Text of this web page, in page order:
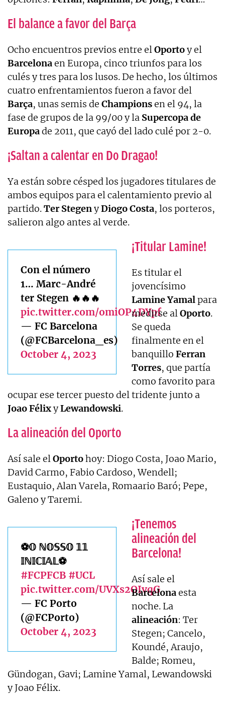
El balance a favor del Barça
Ocho encuentros previos entre elOportoy el
Barcelonaen Europa, cinco triunfos para los
culés y tres para los lusos. De hecho, los últimos
cuatro enfrentamientos fueron a favor del
Barça, unas semis de Championsen el 94, la
fase de grupos de la 99/00 y la Supercopa de
Europade 2011, que cayó del lado culé por 2-0.
¡Saltan a calentar en Do Dragao!
Ya están sobre césped los jugadores titulares de
ambos equipos para el calentamiento previo al
partido.Ter StegenyDiogoCosta, los porteros,
salieron algo antes al verde.
Con el número
1… Marc-André
ter Stegen 🔥🔥🔥
pic.twitter.com/omiOP4DYpf
— FC Barcelona
(@FCBarcelona_es)
October 4, 2023
¡Titular Lamine!
Es titular el
jovencísimo
LamineYamalpara
medirse alOporto.
Se queda
finalmente en el
banquilloFerran
Torres, que partía
como favorito para
ocupar ese tercer puesto del tridente junto a
JoaoFélixyLewandowski.
La alineación del Oporto
Así sale elOportohoy: Diogo Costa, Joao Mario,
David Carmo, Fabio Cardoso, Wendell;
Eustaquio, Alan Varela, Romaario Baró; Pepe,
Galeno y Taremi.
⚽𝕆 ℕ𝕆𝕊𝕊𝕆 𝟙𝟙
𝕀ℕ𝕀ℂ𝕀𝔸𝕃⚽
#FCPFCB #UCL
pic.twitter.com/UVXs2OIvqG
— FC Porto
(@FCPorto)
October 4, 2023
¡Tenemos
alineación del
Barcelona!
Así sale el
Barcelonaesta
noche. La
alineación: Ter
Stegen; Cancelo,
Koundé, Araujo,
Balde; Romeu,
Gündogan, Gavi; Lamine Yamal, Lewandowski
y Joao Félix.